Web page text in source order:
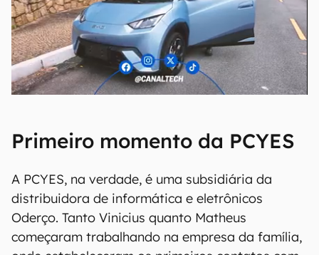
Primeiro momento da PCYES
A PCYES, na verdade, é uma subsidiária da
distribuidora de informática e eletrônicos
Oderço. Tanto Vinicius quanto Matheus
começaram trabalhando na empresa da família,